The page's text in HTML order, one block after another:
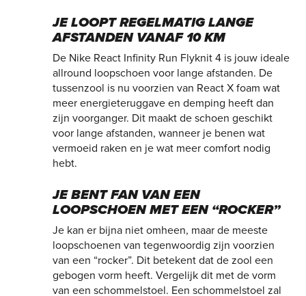
JE LOOPT REGELMATIG LANGE
AFSTANDEN VANAF 10 KM
De Nike React Infinity Run Flyknit 4 is jouw ideale
allround loopschoen voor lange afstanden. De
tussenzool is nu voorzien van React X foam wat
meer energieteruggave en demping heeft dan
zijn voorganger. Dit maakt de schoen geschikt
voor lange afstanden, wanneer je benen wat
vermoeid raken en je wat meer comfort nodig
hebt.
JE BENT FAN VAN EEN
LOOPSCHOEN MET EEN “ROCKER”
Je kan er bijna niet omheen, maar de meeste
loopschoenen van tegenwoordig zijn voorzien
van een “rocker”. Dit betekent dat de zool een
gebogen vorm heeft. Vergelijk dit met de vorm
van een schommelstoel. Een schommelstoel zal